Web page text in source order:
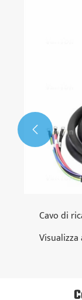
di ricarica DC GBT
altro >>
